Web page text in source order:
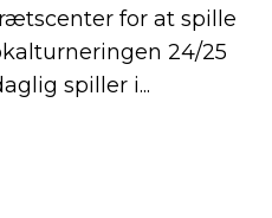
for at spille
24/25
spiller i...